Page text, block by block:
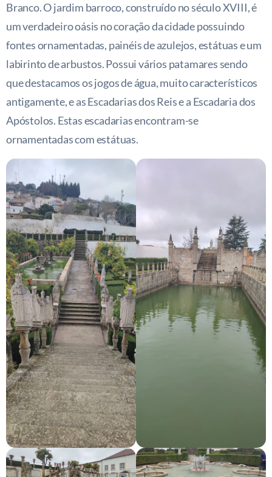
Branco. O jardim barroco, construído no século XVIII, é
um verdadeiro oásis no coração da cidade possuindo
fontes ornamentadas, painéis de azulejos, estátuas e um
labirinto de arbustos. Possui vários patamares sendo
que destacamos os jogos de água, muito característicos
antigamente, e as Escadarias dos Reis e a Escadaria dos
Apóstolos. Estas escadarias encontram-se
ornamentadas com estátuas.